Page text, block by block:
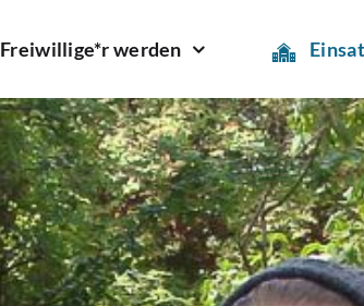
Freiwillige*r werden